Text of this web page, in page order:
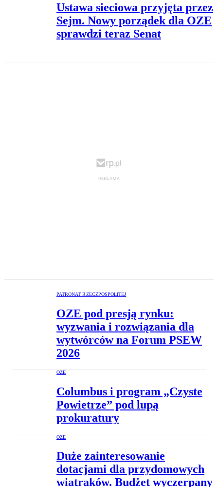
Ustawa sieciowa przyjęta przez
Sejm. Nowy porządek dla OZE
sprawdzi teraz Senat
PATRONAT RZECZPOSPOLITEJ
OZE pod presją rynku:
wyzwania i rozwiązania dla
wytwórców na Forum PSEW
2026
OZE
Columbus i program „Czyste
Powietrze” pod lupą
prokuratury
OZE
Duże zainteresowanie
dotacjami dla przydomowych
wiatraków. Budżet wyczerpany